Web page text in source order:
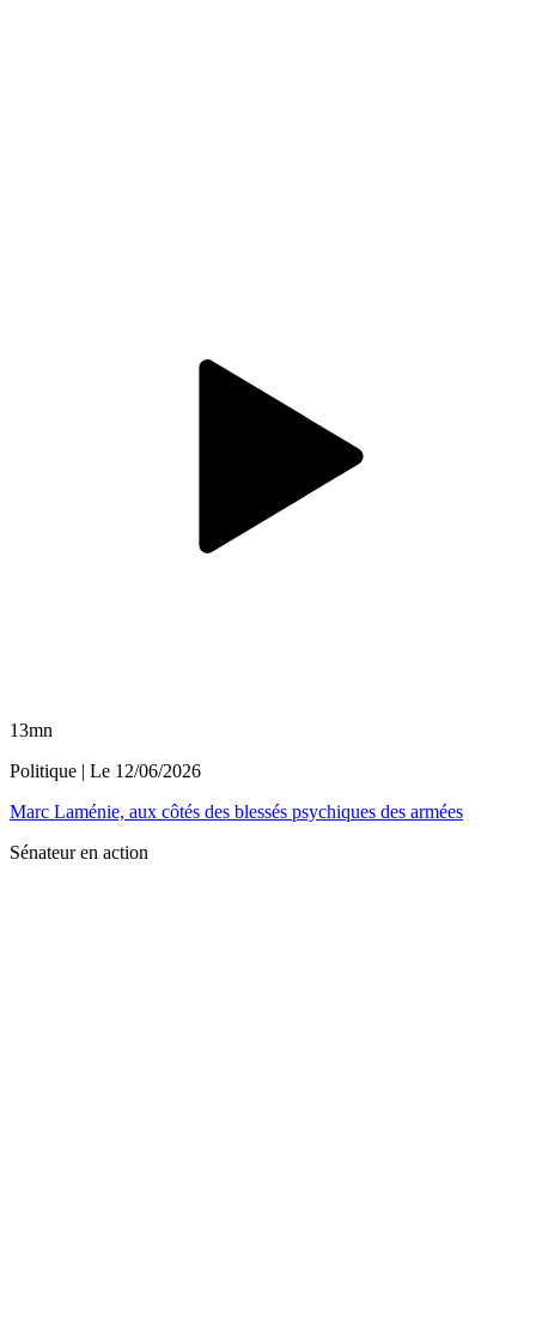
13mn
Politique | Le 12/06/2026
Marc Laménie, aux côtés des blessés psychiques des armées
Sénateur en action